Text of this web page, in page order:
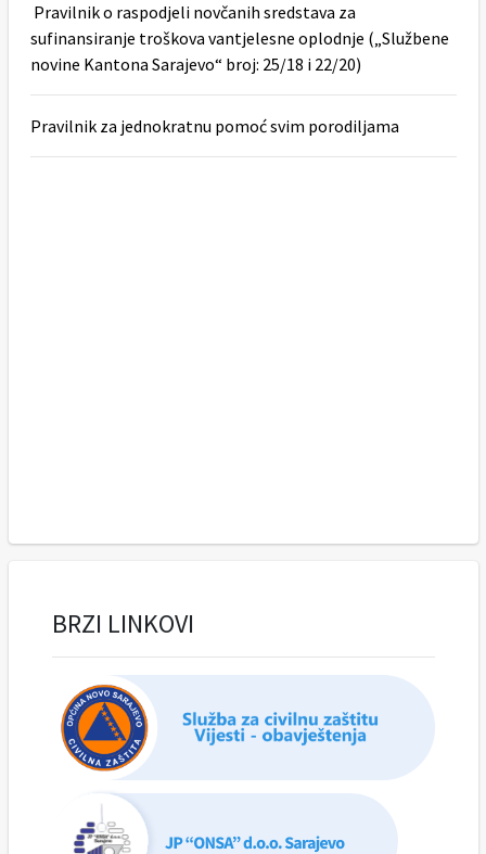
Pravilnik o raspodjeli novčanih sredstava za
sufinansiranje troškova vantjelesne oplodnje („Službene
novine Kantona Sarajevo“ broj: 25/18 i 22/20)
Pravilnik za jednokratnu pomoć svim porodiljama
BRZI LINKOVI